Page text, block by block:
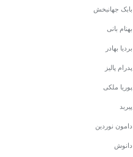
بابک جهانبخش
بهنام بانی
بردیا بهادر
پدرام پالیز
پوریا ملکی
پیربد
دامون نوردین
دانوش